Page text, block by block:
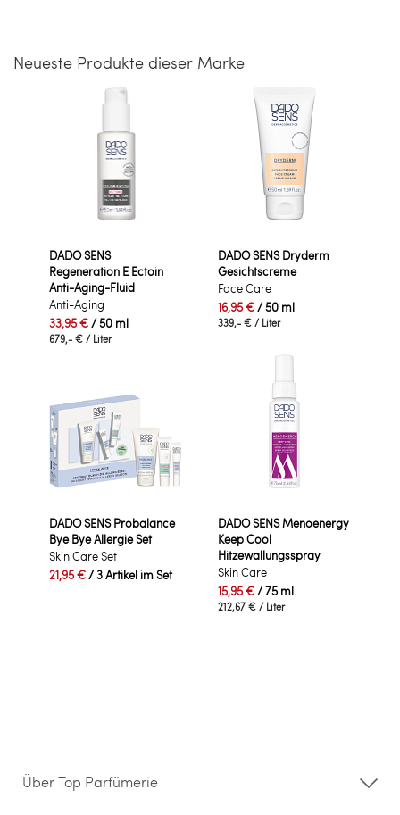
Neueste Produkte dieser Marke
DADO SENS
Regeneration E Ectoin
Anti-Aging-Fluid
Anti-Aging
33,95 €/ 50 ml
679,- € / Liter
DADO SENS Dryderm
Gesichtscreme
Face Care
16,95 €/ 50 ml
339,- € / Liter
DADO SENS Probalance
Bye Bye Allergie Set
Skin Care Set
21,95 €/ 3 Artikel im Set
DADO SENS Menoenergy
Keep Cool
Hitzewallungsspray
Skin Care
15,95 €/ 75 ml
212,67 € / Liter
Über Top Parfümerie